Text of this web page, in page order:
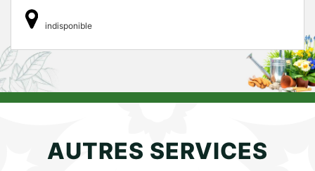
indisponible
AUTRES SERVICES